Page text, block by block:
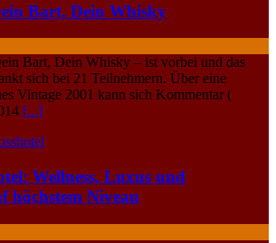
Bart, Dein Whisky
Bart, Dein Whisky – ist vorbei und das
sich bei 21 Teilnehmern. Über eine
Vintage 2001 kann sich Kommentar (
[...]
Wellness, Luxus und
höchstem Niveau